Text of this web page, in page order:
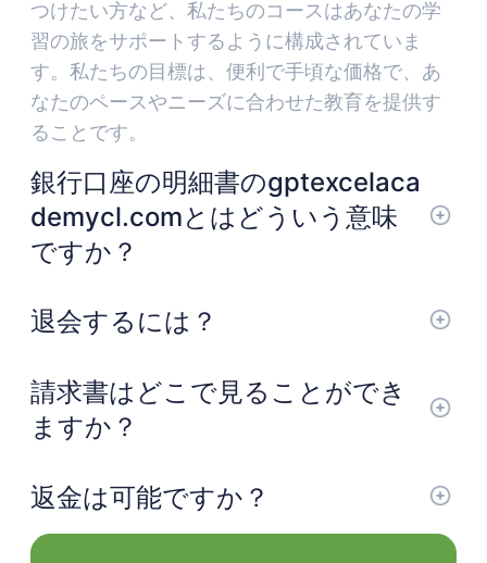
つけたい方など、私たちのコースはあなたの学
習の旅をサポートするように構成されていま
す。私たちの目標は、便利で手頃な価格で、あ
なたのペースやニーズに合わせた教育を提供す
ることです。
銀行口座の明細書のgptexcelaca
demycl.comとはどういう意味
ですか？
退会するには？
請求書はどこで見ることができ
ますか？
返金は可能ですか？